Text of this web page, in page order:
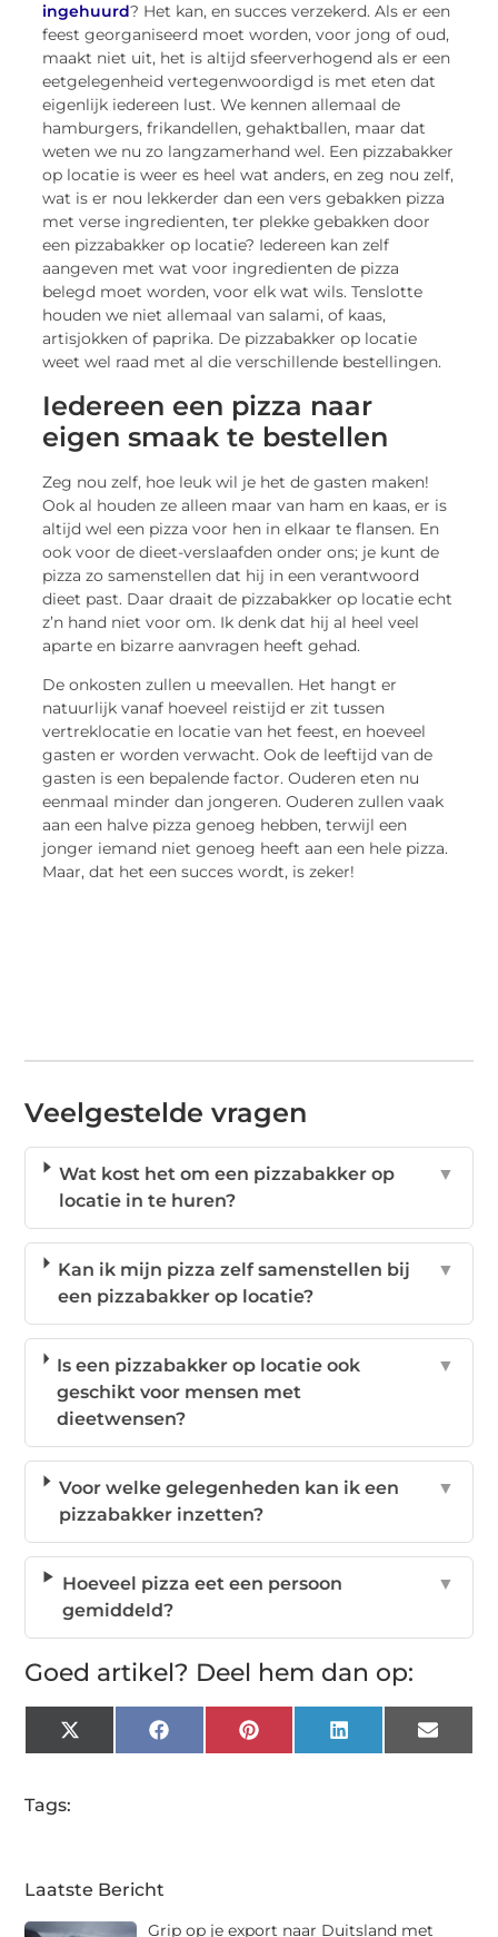
ingehuurd? Het kan, en succes verzekerd. Als er een
feest georganiseerd moet worden, voor jong of oud,
maakt niet uit, het is altijd sfeerverhogend als er een
eetgelegenheid vertegenwoordigd is met eten dat
eigenlijk iedereen lust. We kennen allemaal de
hamburgers, frikandellen, gehaktballen, maar dat
weten we nu zo langzamerhand wel. Een pizzabakker
op locatie is weer es heel wat anders, en zeg nou zelf,
wat is er nou lekkerder dan een vers gebakken pizza
met verse ingredienten, ter plekke gebakken door
een pizzabakker op locatie? Iedereen kan zelf
aangeven met wat voor ingredienten de pizza
belegd moet worden, voor elk wat wils. Tenslotte
houden we niet allemaal van salami, of kaas,
artisjokken of paprika. De pizzabakker op locatie
weet wel raad met al die verschillende bestellingen.
Iedereen een pizza naar
eigen smaak te bestellen
Zeg nou zelf, hoe leuk wil je het de gasten maken!
Ook al houden ze alleen maar van ham en kaas, er is
altijd wel een pizza voor hen in elkaar te flansen. En
ook voor de dieet-verslaafden onder ons; je kunt de
pizza zo samenstellen dat hij in een verantwoord
dieet past. Daar draait de pizzabakker op locatie echt
z’n hand niet voor om. Ik denk dat hij al heel veel
aparte en bizarre aanvragen heeft gehad.
De onkosten zullen u meevallen. Het hangt er
natuurlijk vanaf hoeveel reistijd er zit tussen
vertreklocatie en locatie van het feest, en hoeveel
gasten er worden verwacht. Ook de leeftijd van de
gasten is een bepalende factor. Ouderen eten nu
eenmaal minder dan jongeren. Ouderen zullen vaak
aan een halve pizza genoeg hebben, terwijl een
jonger iemand niet genoeg heeft aan een hele pizza.
Maar, dat het een succes wordt, is zeker!
Veelgestelde vragen
Wat kost het om een pizzabakker op
locatie in te huren?
▼
Kan ik mijn pizza zelf samenstellen bij
een pizzabakker op locatie?
▼
Is een pizzabakker op locatie ook
geschikt voor mensen met
dieetwensen?
▼
Voor welke gelegenheden kan ik een
pizzabakker inzetten?
▼
Hoeveel pizza eet een persoon
gemiddeld?
▼
Goed artikel? Deel hem dan op:
X
(Twitter)
FacebookPinterestLinkedIn Email
Tags:
Laatste Bericht
Grip op je export naar Duitsland met